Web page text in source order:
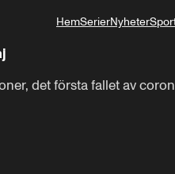
HemSerierNyheter
det första fallet av